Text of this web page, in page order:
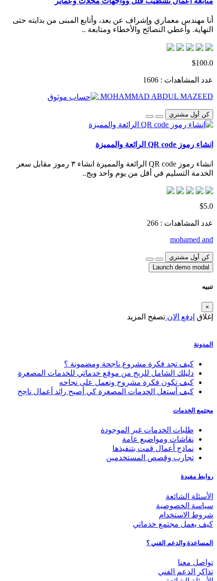
أنا مهندس معماري وإشراف عن بعد، وأتابع المبنى من بدايته حتى
النهاية. وأعطي النصائح والأخطاء ومتابعة ..
$100.0
عدد المشاهدات : 1606
MOHAMMAD ABDUL MAZEED
كن أول مشتري
انشاء رموز QR code الرائعة والمميزة
انشاء رموز QR code الرائعة والمميزة انشاء ٣ رموز مقابل سعر
الخدمة التسليم في أقل من يوم واحد وبج..
$5.0
عدد المشاهدات : 266
mohamed and
كن أول مشتري
Launch demo modal
تنبيه
×
إغلاق إدفع الان تصفح المزيد
المدونة
كيف تجد فكرة مشروع ناجحة ومضمونة ؟
دليلك الشامل للربح من موقع خدماتي للخدمات المصغرة
كيف تكون فكرة مشروح وتعمل على نجاحه
كيف أستغل الخدمات المصغرة كي أصبح رائد أعمال ناجح
مجتمع الخدمات
طلبات الخدمات غير الموجودة
نقاشات ومواضيع عامة
نماذج أعمال قمت بتنفيذها
تجارب وقصص المستخدمين
روابط مفيدة
الأسئلة الشائعة
سياسة الخصوصية
شروط الاستخدام
كيف يعمل مجتمع خدماتي
المساعدة والدعم الفني ؟
تواصل معنا
تذاكر الدعم الفني